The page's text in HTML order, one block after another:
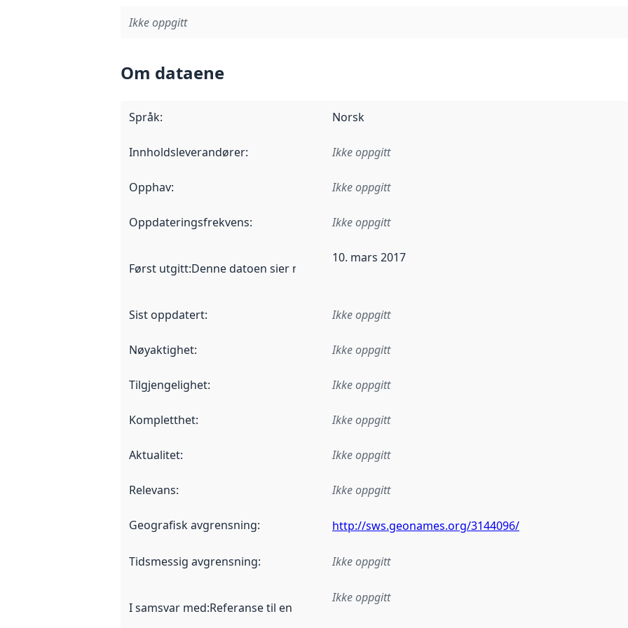
Ikke oppgitt
Om dataene
Språk: Norsk
Innholdsleverandører: Ikke oppgitt
Opphav: Ikke oppgitt
Oppdateringsfrekvens: Ikke oppgitt
Først utgitt:Denne datoen sier når dataene i dette datasettet første gang ble utgitt. Det kan
10. mars 2017
Sist oppdatert: Ikke oppgitt
Nøyaktighet: Ikke oppgitt
Tilgjengelighet: Ikke oppgitt
Kompletthet: Ikke oppgitt
Aktualitet: Ikke oppgitt
Relevans: Ikke oppgitt
Geografisk avgrensning: http://sws.geonames.org/3144096/
Tidsmessig avgrensning: Ikke oppgitt
I samsvar med:Referanse til en implementasjonsregel eller annen spesifikasjon, som ligger
Ikke oppgitt